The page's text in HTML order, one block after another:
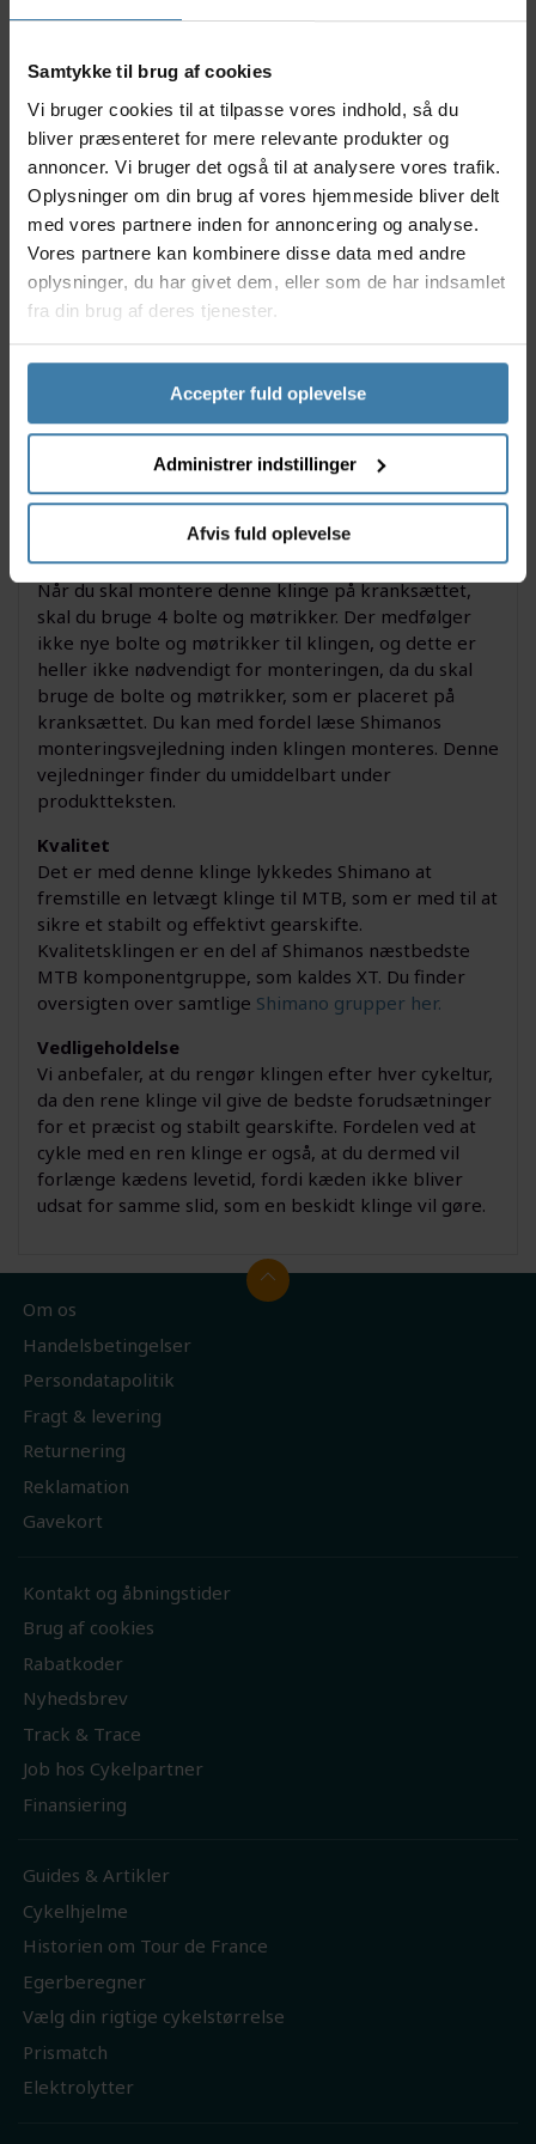
Samtykke til brug af cookies
Vi bruger cookies til at tilpasse vores indhold, så du
bliver præsenteret for mere relevante produkter og
annoncer. Vi bruger det også til at analysere vores trafik.
Oplysninger om din brug af vores hjemmeside bliver delt
med vores partnere inden for annoncering og analyse.
Vores partnere kan kombinere disse data med andre
oplysninger, du har givet dem, eller som de har indsamlet
fra din brug af deres tjenester.
Accepter fuld oplevelse
Administrer indstillinger
Afvis fuld oplevelse
klinge.
Anvendelse
Klingen er fremstillet til brug på mountainbikes, og
du skal bruge klingen i kombination med en 38 tands
klinge, som også passer til det dobbelte FC-M8000
kranksæt. Med 28 tænder og et BCD mål på 64 mm
skal denne klinge fungere som den lille klinge på
kranksættet.
Specifikationer
Model: Shimano XT klinge med 28 tænder
BCD mål: 64 mm
Antal tænder: 28
Passer til Shimano kranksæt typer: FC-M8000
Anvendes til mountainbikes med 2 klinger
Klingen kan udelukkende anvendes sammen med
Montering
Når du skal montere denne klinge på kranksættet,
skal du bruge 4 bolte og møtrikker. Der medfølger
ikke nye bolte og møtrikker til klingen, og dette er
heller ikke nødvendigt for monteringen, da du skal
bruge de bolte og møtrikker, som er placeret på
kranksættet. Du kan med fordel læse Shimanos
monteringsvejledning inden klingen monteres. Denne
vejledninger finder du umiddelbart under
produktteksten.
Kvalitet
Det er med denne klinge lykkedes Shimano at
fremstille en letvægt klinge til MTB, som er med til at
sikre et stabilt og effektivt gearskifte.
Kvalitetsklingen er en del af Shimanos næstbedste
MTB komponentgruppe, som kaldes XT. Du finder
oversigten over samtlige Shimano grupper her.
Vedligeholdelse
Vi anbefaler, at du rengør klingen efter hver cykeltur,
da den rene klinge vil give de bedste forudsætninger
for et præcist og stabilt gearskifte. Fordelen ved at
cykle med en ren klinge er også, at du dermed vil
forlænge kædens levetid, fordi kæden ikke bliver
udsat for samme slid, som en beskidt klinge vil gøre.
Om os
Handelsbetingelser
Persondatapolitik
Fragt & levering
Returnering
Reklamation
Gavekort
Kontakt og åbningstider
Brug af cookies
Rabatkoder
Nyhedsbrev
Track & Trace
Job hos Cykelpartner
Finansiering
Guides & Artikler
Cykelhjelme
Historien om Tour de France
Egerberegner
Vælg din rigtige cykelstørrelse
Prismatch
Elektrolytter